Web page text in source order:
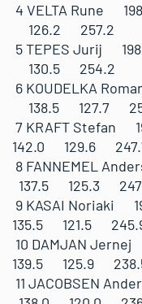
4 VELTA Rune
126.2 257.2
5 TEPES Jurij
130.5 254.2
6 KOUDELKA
138.5 127.7
7 KRAFT
142.0 129.6
8 FANNEMEL
137.5 125.3
9 KASAI
135.5 121.5
10 DAMJAN
139.5 125.9
11 JACOBSEN